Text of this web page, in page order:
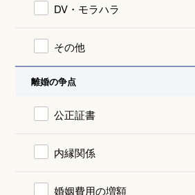
DV・モラハラ
その他
離婚の争点
公正証書
内縁関係
婚姻費用の増額